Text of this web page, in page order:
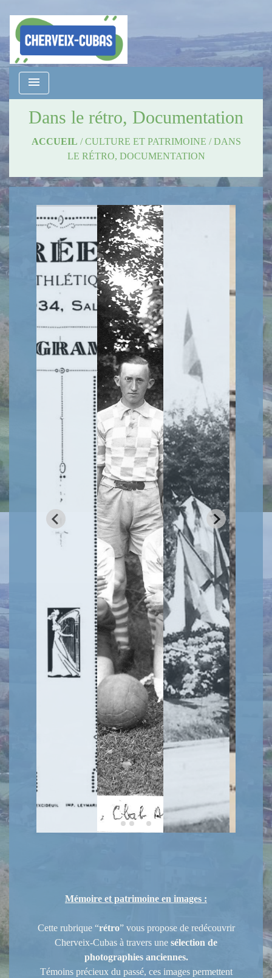
menu
Dans le rétro, Documentation
ACCUEIL /CULTURE ET PATRIMOINE /DANS
LE RÉTRO, DOCUMENTATION
Mémoire et patrimoine en images :
Cette rubrique “rétro” vous propose de redécouvrir
Cherveix-Cubas à travers une sélection de
photographies anciennes.
Témoins précieux du passé, ces images permettent